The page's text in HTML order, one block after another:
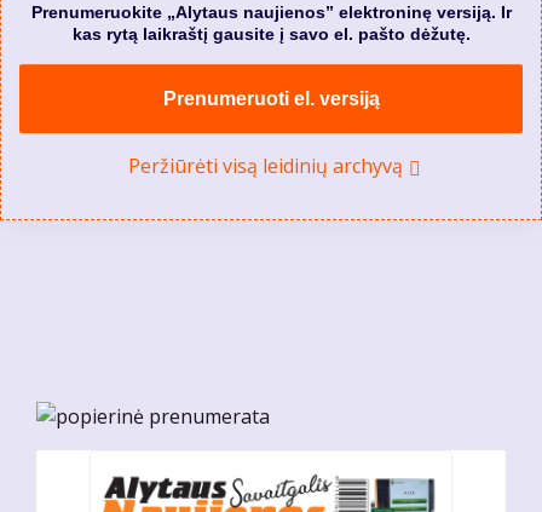
Prenumeruokite „Alytaus naujienos” elektroninę versiją. Ir
kas rytą laikraštį gausite į savo el. pašto dėžutę.
Prenumeruoti el. versiją
Peržiūrėti visą leidinių archyvą